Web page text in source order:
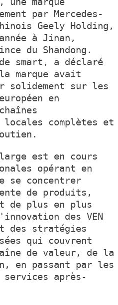
par Mercedes-
Geely Holding,
à Jinan,
du Shandong.
de smart, a déclaré
marque avait
solidement sur les
en
locales complètes et
est en cours
opérant en
se concentrer
de produits,
de plus en plus
des VEN
des stratégies
qui couvrent
de valeur, de la
en passant par les
après-